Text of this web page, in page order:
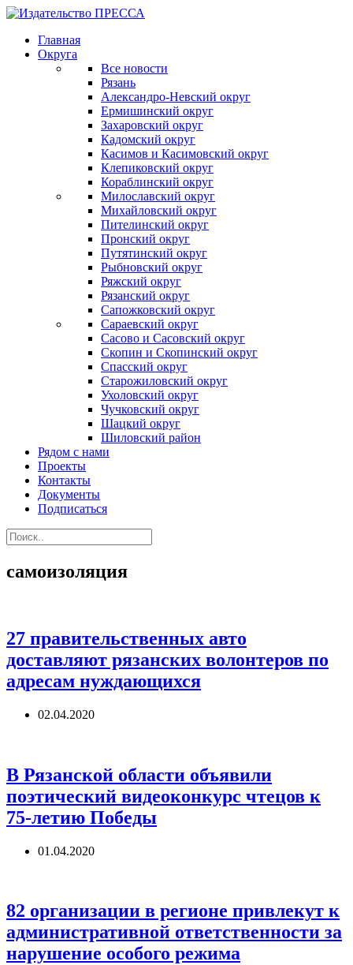
Главная
Округа
Все новости
Рязань
Александро-Невский округ
Ермишинский округ
Захаровский округ
Кадомский округ
Касимов и Касимовский округ
Клепиковский округ
Кораблинский округ
Милославский округ
Михайловский округ
Пителинский округ
Пронский округ
Путятинский округ
Рыбновский округ
Ряжский округ
Рязанский округ
Сапожковский округ
Сараевский округ
Сасово и Сасовский округ
Скопин и Скопинский округ
Спасский округ
Старожиловский округ
Ухоловский округ
Чучковский округ
Шацкий округ
Шиловский район
Рядом с нами
Проекты
Контакты
Документы
Подписаться
самоизоляция
27 правительственных авто
доставляют рязанских волонтеров по
адресам нуждающихся
02.04.2020
В Рязанской области объявили
поэтический видеоконкурс чтецов к
75-летию Победы
01.04.2020
82 организации в регионе привлекут к
административной ответственности за
нарушение особого режима